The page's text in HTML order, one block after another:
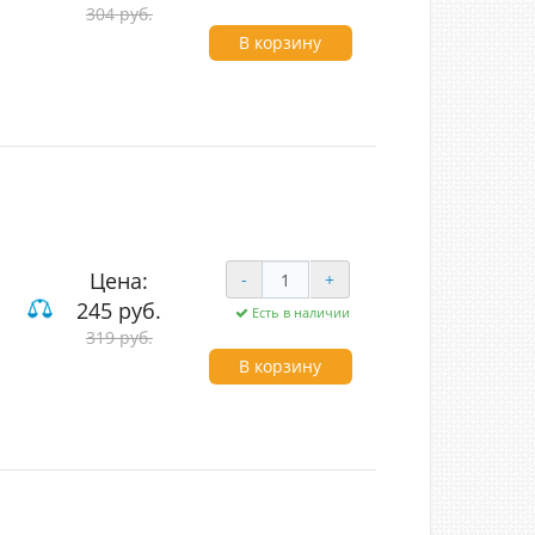
304 руб.
В корзину
Цена:
245 руб.
319 руб.
- +
Есть в наличии
В корзину